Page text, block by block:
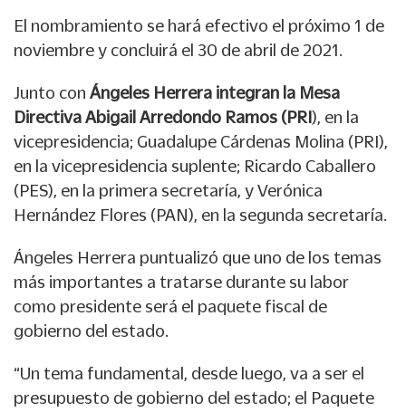
El nombramiento se hará efectivo el próximo 1 de
noviembre y concluirá el 30 de abril de 2021.
Junto con Ángeles Herrera integran la Mesa
Directiva Abigail Arredondo Ramos (PRI), en la
vicepresidencia; Guadalupe Cárdenas Molina (PRI),
en la vicepresidencia suplente; Ricardo Caballero
(PES), en la primera secretaría, y Verónica
Hernández Flores (PAN), en la segunda secretaría.
Ángeles Herrera puntualizó que uno de los temas
más importantes a tratarse durante su labor
como presidente será el paquete fiscal de
gobierno del estado.
“Un tema fundamental, desde luego, va a ser el
presupuesto de gobierno del estado; el Paquete